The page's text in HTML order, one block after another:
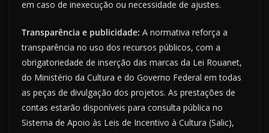
em caso de inexecução ou necessidade de ajustes.
Transparência e publicidade: A normativa reforça a
transparência no uso dos recursos públicos, com a
obrigatoriedade de inserção das marcas da Lei Rouanet,
do Ministério da Cultura e do Governo Federal em todas
as peças de divulgação dos projetos. As prestações de
contas estarão disponíveis para consulta pública no
Sistema de Apoio às Leis de Incentivo à Cultura (Salic),